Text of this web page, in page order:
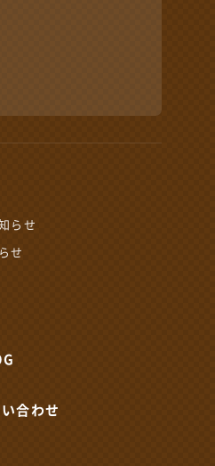
らせ
せ
合わせ